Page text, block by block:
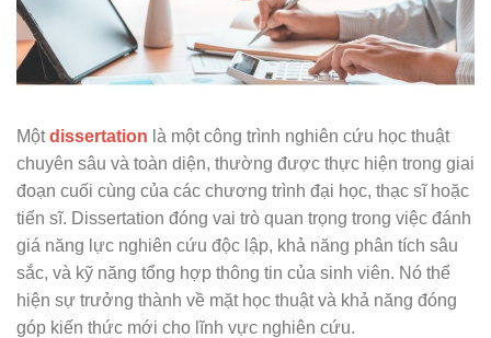
Mộtdissertation là một công trình nghiên cứu học thuật
chuyên sâu và toàn diện, thường được thực hiện trong giai
đoạn cuối cùng của các chương trình đại học, thạc sĩ hoặc
tiến sĩ. Dissertation đóng vai trò quan trọng trong việc đánh
giá năng lực nghiên cứu độc lập, khả năng phân tích sâu
sắc, và kỹ năng tổng hợp thông tin của sinh viên. Nó thể
hiện sự trưởng thành về mặt học thuật và khả năng đóng
góp kiến thức mới cho lĩnh vực nghiên cứu.